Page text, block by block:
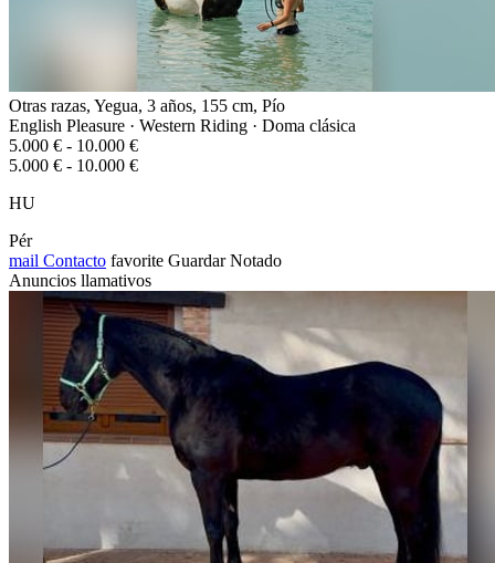
Otras razas, Yegua, 3 años, 155 cm, Pío
English Pleasure · Western Riding · Doma clásica
5.000 € - 10.000 €
5.000 € - 10.000 €
HU
Pér
mail Contacto favorite Guardar Notado
Anuncios llamativos